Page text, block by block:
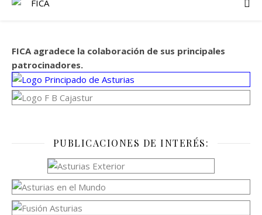
FICA agradece la colaboración de sus principales
patrocinadores.
PUBLICACIONES DE INTERÉS: